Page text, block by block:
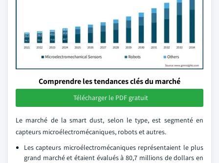
Comprendre les tendances clés du marché
Télécharger le PDF gratuit
Le marché de la smart dust, selon le type, est segmenté en
capteurs microélectromécaniques, robots et autres.
Les capteurs microélectromécaniques représentaient le plus
grand marché et étaient évalués à 80,7 millions de dollars en